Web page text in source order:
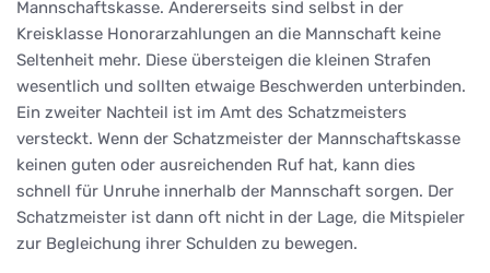
Mannschaftskasse. Andererseits sind selbst in der
Kreisklasse Honorarzahlungen an die Mannschaft keine
Seltenheit mehr. Diese übersteigen die kleinen Strafen
wesentlich und sollten etwaige Beschwerden unterbinden.
Ein zweiter Nachteil ist im Amt des Schatzmeisters
versteckt. Wenn der Schatzmeister der Mannschaftskasse
keinen guten oder ausreichenden Ruf hat, kann dies
schnell für Unruhe innerhalb der Mannschaft sorgen. Der
Schatzmeister ist dann oft nicht in der Lage, die Mitspieler
zur Begleichung ihrer Schulden zu bewegen.